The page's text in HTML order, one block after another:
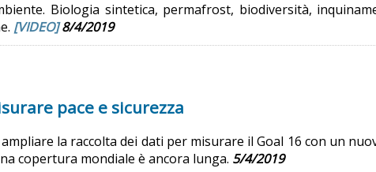
Biologia sintetica, permafrost, biodiversità,
[VIDEO]8/4/2019
pace e sicurezza
la raccolta dei dati per misurare il Goal 16 con un
copertura mondiale è ancora lunga. 5/4/2019